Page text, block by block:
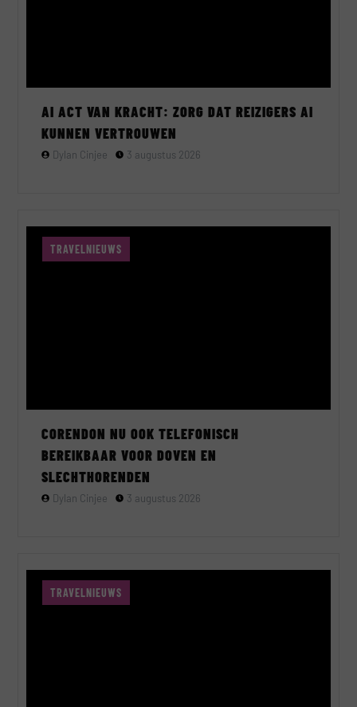
AI ACT VAN KRACHT: ZORG DAT REIZIGERS AI
KUNNEN VERTROUWEN
Dylan Cinjee 3 augustus 2026
TRAVELNIEUWS
CORENDON NU OOK TELEFONISCH
BEREIKBAAR VOOR DOVEN EN
SLECHTHORENDEN
Dylan Cinjee 3 augustus 2026
TRAVELNIEUWS